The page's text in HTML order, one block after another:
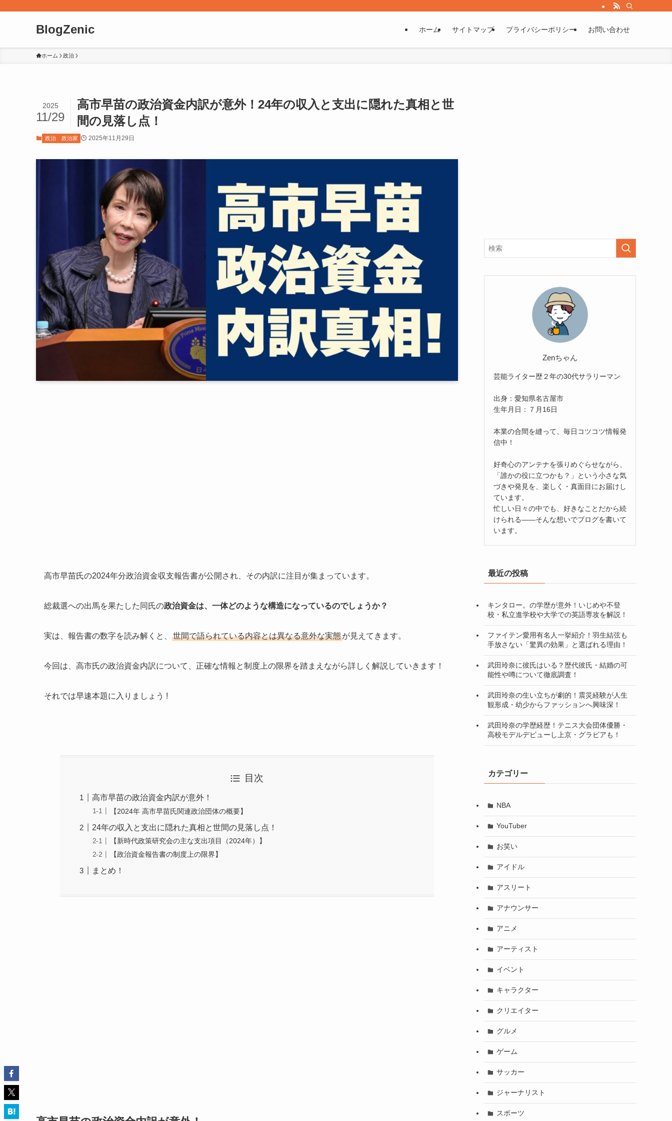
BlogZenic ホーム サイトマップ プライバシーポリシー お問い合わせ
ホーム 政治
高市早苗の政治資金内訳が意外！24年の収入と支出に隠れた真相と世
間の見落し点！
2025
11/29
政治 政治家 2025年11月29日
高市早苗氏の2024年分政治資金収支報告書が公開され、その内訳に注目が集まっています。
総裁選への出馬を果たした同氏の政治資金は、一体どのような構造になっているのでしょうか？
実は、報告書の数字を読み解くと、 世間で語られている内容とは異なる意外な実態が見えてきます。
今回は、高市氏の政治資金内訳について、正確な情報と制度上の限界を踏まえながら詳しく解説していきます！
それでは早速本題に入りましょう !
目次
高市早苗の政治資金内訳が意外！
【2024年 高市早苗氏関連政治団体の概要】
24年の収入と支出に隠れた真相と世間の見落し点！
【新時代政策研究会の主な支出項目（2024年）】
【政治資金報告書の制度上の限界】
まとめ！
Zenちゃん
芸能ライター歴２年の30代サラリーマン
出身：愛知県名古屋市
生年月日：７月16日
本業の合間を縫って、毎日コツコツ情報発
信中！
好奇心のアンテナを張りめぐらせながら、
「誰かの役に立つかも？」という小さな気
づきや発見を、楽しく・真面目にお届けし
ています。
忙しい日々の中でも、好きなことだから続
けられる——そんな想いでブログを書いて
います。
最近の投稿
キンタロー。の学歴が意外！いじめや不登
校・私立進学校や大学での英語専攻を解説！
ファイテン愛用有名人一挙紹介！羽生結弦も
手放さない「驚異の効果」と選ばれる理由！
武田玲奈に彼氏はいる？歴代彼氏・結婚の可
能性や噂について徹底調査！
武田玲奈の生い立ちが劇的！震災経験が人生
観形成・幼少からファッションへ興味深！
武田玲奈の学歴経歴！テニス大会団体優勝・
高校モデルデビューし上京・グラビアも！
カテゴリー
NBA
YouTuber
お笑い
アイドル
アスリート
アナウンサー
アニメ
アーティスト
イベント
キャラクター
クリエイター
グルメ
ゲーム
サッカー
ジャーナリスト
スポーツ